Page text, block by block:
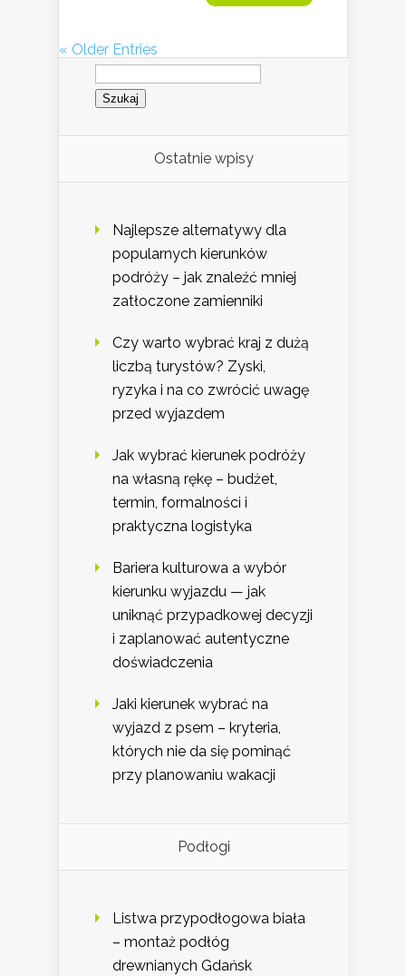
« Older Entries
Szukaj:
Ostatnie wpisy
Najlepsze alternatywy dla
popularnych kierunków
podróży – jak znaleźć mniej
zatłoczone zamienniki
Czy warto wybrać kraj z dużą
liczbą turystów? Zyski,
ryzyka i na co zwrócić uwagę
przed wyjazdem
Jak wybrać kierunek podróży
na własną rękę – budżet,
termin, formalności i
praktyczna logistyka
Bariera kulturowa a wybór
kierunku wyjazdu — jak
uniknąć przypadkowej decyzji
i zaplanować autentyczne
doświadczenia
Jaki kierunek wybrać na
wyjazd z psem – kryteria,
których nie da się pominąć
przy planowaniu wakacji
Podłogi
Listwa przypodłogowa biała
– montaż podłóg
drewnianych Gdańsk